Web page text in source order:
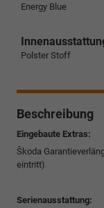
Energy Blue
Polster Stoff
Beschreibung
Eingebaute Extras:
Škoda
eintritt)
Serienausstattung: